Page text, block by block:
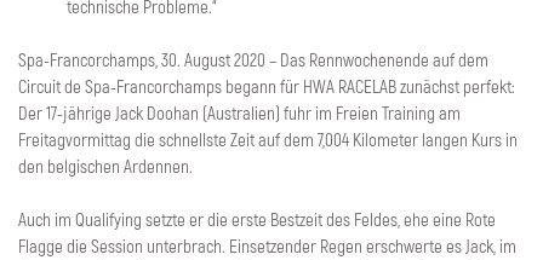
technische Probleme.“
Spa-Francorchamps, 30. August 2020 – Das Rennwochenende auf dem
Circuit de Spa-Francorchamps begann für HWA RACELAB zunächst perfekt:
Der 17-jährige Jack Doohan (Australien) fuhr im Freien Training am
Freitagvormittag die schnellste Zeit auf dem 7,004 Kilometer langen Kurs in
den belgischen Ardennen.
Auch im Qualifying setzte er die erste Bestzeit des Feldes, ehe eine Rote
Flagge die Session unterbrach. Einsetzender Regen erschwerte es Jack, im